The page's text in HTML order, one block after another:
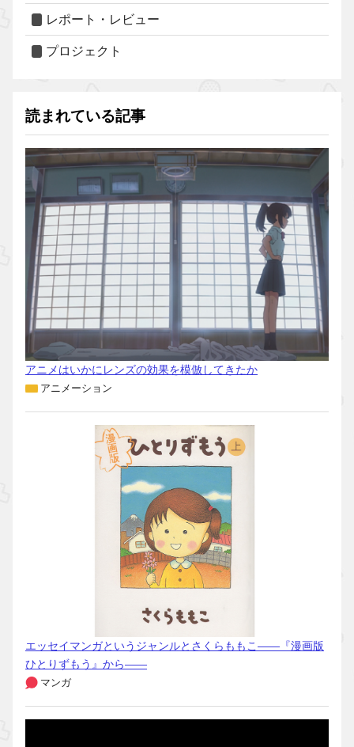
レポート・レビュー
プロジェクト
読まれている記事
アニメはいかにレンズの効果を模倣してきたか
アニメーション
エッセイマンガというジャンルとさくらももこ――『漫画版
ひとりずもう』から――
マンガ